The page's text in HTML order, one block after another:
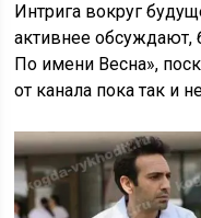
Интрига вокруг
активнее обсуждают,
По имени Весна»,
от канала пока так и